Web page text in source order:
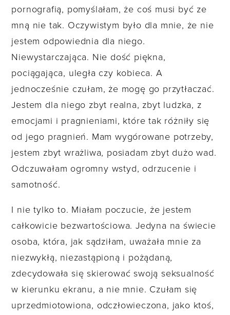
pornografią, pomyślałam, że coś musi być ze
mną nie tak. Oczywistym było dla mnie, że nie
jestem odpowiednia dla niego.
Niewystarczająca. Nie dość piękna,
pociągająca, uległa czy kobieca. A
jednocześnie czułam, że mogę go przytłaczać.
Jestem dla niego zbyt realna, zbyt ludzka, z
emocjami i pragnieniami, które tak różniły się
od jego pragnień. Mam wygórowane potrzeby,
jestem zbyt wrażliwa, posiadam zbyt dużo wad.
Odczuwałam ogromny wstyd, odrzucenie i
samotność.
I nie tylko to. Miałam poczucie, że jestem
całkowicie bezwartościowa. Jedyna na świecie
osoba, która, jak sądziłam, uważała mnie za
niezwykłą, niezastąpioną i pożądaną,
zdecydowała się skierować swoją seksualność
w kierunku ekranu, a nie mnie. Czułam się
uprzedmiotowiona, odczłowieczona, jako ktoś,